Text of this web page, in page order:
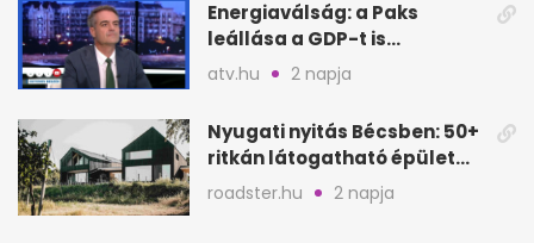
Energiaválság: a Paks
leállása a GDP-t is
megütheti, int az
atv.hu 2 napja
Nyugati nyitás Bécsben: 50+
ritkán látogatható épület
nyílik meg
roadster.hu 2 napja